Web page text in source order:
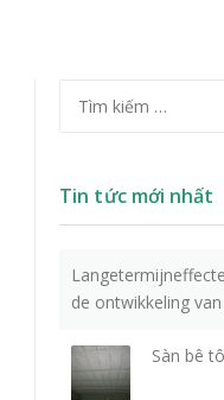
Tìm kiếm cho:
Tin tức mới nhất
de ontwikkeling
Sàn bê